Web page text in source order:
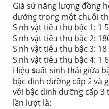
Giả sử năng lượng đồng
dưỡng trong một chuỗi
Sinh vật tiêu thụ bậc 1: 1
Sinh vật tiêu thụ bậc 2:
Sinh vật tiêu thụ bậc 3: 18
Sinh vật tiêu thụ bậc 4: 1
Hiệu suấtsinh thái giữa
bậc dinh dưỡng cấp 2 và
với bậc dinh dưỡng cấp
lần lượt là: